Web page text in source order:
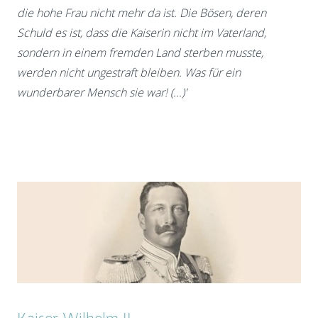
die hohe Frau nicht mehr da ist. Die Bösen, deren
Schuld es ist, dass die Kaiserin nicht im Vaterland,
sondern in einem fremden Land sterben musste,
werden nicht ungestraft bleiben. Was für ein
wunderbarer Mensch sie war! (...)'